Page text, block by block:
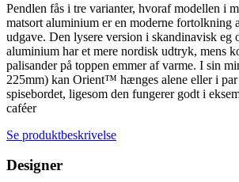
Pendlen fås i tre varianter, hvoraf modellen i
matsort aluminium er en moderne fortolkning
udgave. Den lysere version i skandinavisk eg
aluminium har et mere nordisk udtryk, mens
palisander på toppen emmer af varme. I sin
225mm) kan Orient™ hænges alene eller i
spisebordet, ligesom den fungerer godt i
caféer
Se produktbeskrivelse
Designer